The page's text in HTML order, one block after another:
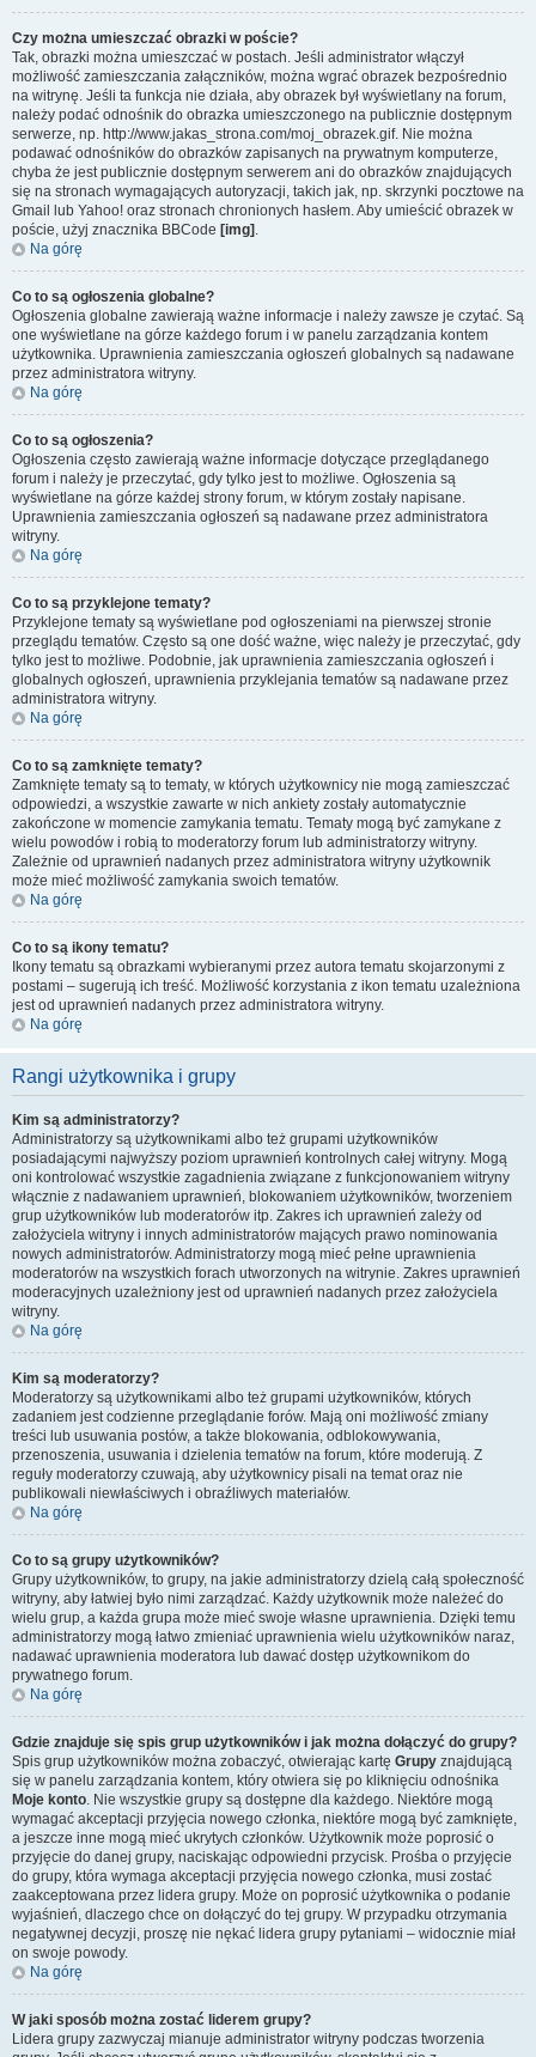
Czy można umieszczać obrazki w poście?
Tak, obrazki można umieszczać w postach. Jeśli administrator włączył
możliwość zamieszczania załączników, można wgrać obrazek bezpośrednio
na witrynę. Jeśli ta funkcja nie działa, aby obrazek był wyświetlany na forum,
należy podać odnośnik do obrazka umieszczonego na publicznie dostępnym
serwerze, np. http://www.jakas_strona.com/moj_obrazek.gif. Nie można
podawać odnośników do obrazków zapisanych na prywatnym komputerze,
chyba że jest publicznie dostępnym serwerem ani do obrazków znajdujących
się na stronach wymagających autoryzacji, takich jak, np. skrzynki pocztowe na
Gmail lub Yahoo! oraz stronach chronionych hasłem. Aby umieścić obrazek w
poście, użyj znacznika BBCode [img] .
Na górę
Co to są ogłoszenia globalne?
Ogłoszenia globalne zawierają ważne informacje i należy zawsze je czytać. Są
one wyświetlane na górze każdego forum i w panelu zarządzania kontem
użytkownika. Uprawnienia zamieszczania ogłoszeń globalnych są nadawane
przez administratora witryny.
Na górę
Co to są ogłoszenia?
Ogłoszenia często zawierają ważne informacje dotyczące przeglądanego
forum i należy je przeczytać, gdy tylko jest to możliwe. Ogłoszenia są
wyświetlane na górze każdej strony forum, w którym zostały napisane.
Uprawnienia zamieszczania ogłoszeń są nadawane przez administratora
witryny.
Na górę
Co to są przyklejone tematy?
Przyklejone tematy są wyświetlane pod ogłoszeniami na pierwszej stronie
przeglądu tematów. Często są one dość ważne, więc należy je przeczytać, gdy
tylko jest to możliwe. Podobnie, jak uprawnienia zamieszczania ogłoszeń i
globalnych ogłoszeń, uprawnienia przyklejania tematów są nadawane przez
administratora witryny.
Na górę
Co to są zamknięte tematy?
Zamknięte tematy są to tematy, w których użytkownicy nie mogą zamieszczać
odpowiedzi, a wszystkie zawarte w nich ankiety zostały automatycznie
zakończone w momencie zamykania tematu. Tematy mogą być zamykane z
wielu powodów i robią to moderatorzy forum lub administratorzy witryny.
Zależnie od uprawnień nadanych przez administratora witryny użytkownik
może mieć możliwość zamykania swoich tematów.
Na górę
Co to są ikony tematu?
Ikony tematu są obrazkami wybieranymi przez autora tematu skojarzonymi z
postami – sugerują ich treść. Możliwość korzystania z ikon tematu uzależniona
jest od uprawnień nadanych przez administratora witryny.
Na górę
Rangi użytkownika i grupy
Kim są administratorzy?
Administratorzy są użytkownikami albo też grupami użytkowników
posiadającymi najwyższy poziom uprawnień kontrolnych całej witryny. Mogą
oni kontrolować wszystkie zagadnienia związane z funkcjonowaniem witryny
włącznie z nadawaniem uprawnień, blokowaniem użytkowników, tworzeniem
grup użytkowników lub moderatorów itp. Zakres ich uprawnień zależy od
założyciela witryny i innych administratorów mających prawo nominowania
nowych administratorów. Administratorzy mogą mieć pełne uprawnienia
moderatorów na wszystkich forach utworzonych na witrynie. Zakres uprawnień
moderacyjnych uzależniony jest od uprawnień nadanych przez założyciela
witryny.
Na górę
Kim są moderatorzy?
Moderatorzy są użytkownikami albo też grupami użytkowników, których
zadaniem jest codzienne przeglądanie forów. Mają oni możliwość zmiany
treści lub usuwania postów, a także blokowania, odblokowywania,
przenoszenia, usuwania i dzielenia tematów na forum, które moderują. Z
reguły moderatorzy czuwają, aby użytkownicy pisali na temat oraz nie
publikowali niewłaściwych i obraźliwych materiałów.
Na górę
Co to są grupy użytkowników?
Grupy użytkowników, to grupy, na jakie administratorzy dzielą całą społeczność
witryny, aby łatwiej było nimi zarządzać. Każdy użytkownik może należeć do
wielu grup, a każda grupa może mieć swoje własne uprawnienia. Dzięki temu
administratorzy mogą łatwo zmieniać uprawnienia wielu użytkowników naraz,
nadawać uprawnienia moderatora lub dawać dostęp użytkownikom do
prywatnego forum.
Na górę
Gdzie znajduje się spis grup użytkowników i jak można dołączyć do grupy?
Spis grup użytkowników można zobaczyć, otwierając kartę Grupy znajdującą
się w panelu zarządzania kontem, który otwiera się po kliknięciu odnośnika
Moje konto. Nie wszystkie grupy są dostępne dla każdego. Niektóre mogą
wymagać akceptacji przyjęcia nowego członka, niektóre mogą być zamknięte,
a jeszcze inne mogą mieć ukrytych członków. Użytkownik może poprosić o
przyjęcie do danej grupy, naciskając odpowiedni przycisk. Prośba o przyjęcie
do grupy, która wymaga akceptacji przyjęcia nowego członka, musi zostać
zaakceptowana przez lidera grupy. Może on poprosić użytkownika o podanie
wyjaśnień, dlaczego chce on dołączyć do tej grupy. W przypadku otrzymania
negatywnej decyzji, proszę nie nękać lidera grupy pytaniami – widocznie miał
on swoje powody.
Na górę
W jaki sposób można zostać liderem grupy?
Lidera grupy zazwyczaj mianuje administrator witryny podczas tworzenia